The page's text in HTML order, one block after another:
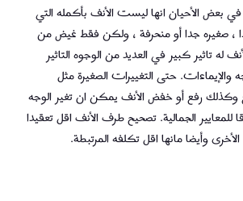
في بعض الأحيان انها ليست الأنف بأكمله التي
صغيره جدا أو منحرفة ، ولكن فقط غيض من
له تاثير كبير في العديد من الوجوه التاثير
والإيماءات. حتى التغييرات الصغيرة مثل
وكذلك رفع أو خفض الأنف يمكن ان تغير الوجه
للمعايير الجمالية. تصحيح طرف الأنف اقل تعقيدا
وأيضا مانها اقل تكلفه المرتبطة.